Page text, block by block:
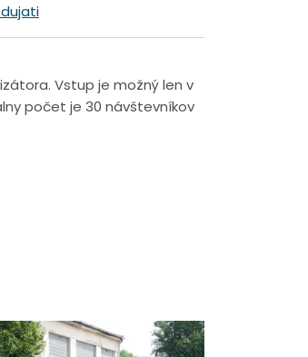
Vstup je možný len v
počet je 30 návštevníkov